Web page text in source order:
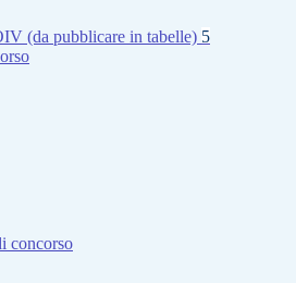
(da pubblicare in tabelle) 5
concorso